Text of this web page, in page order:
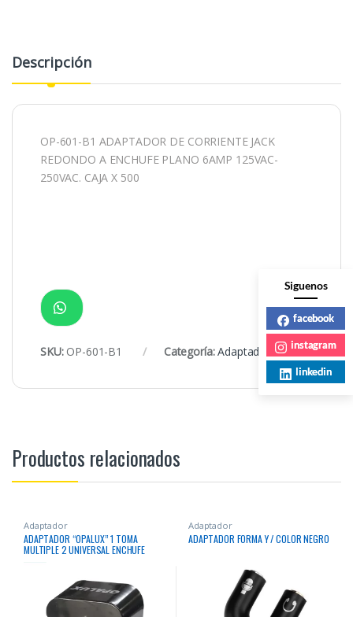
Descripción
OP-601-B1 ADAPTADOR DE CORRIENTE JACK
REDONDO A ENCHUFE PLANO 6AMP 125VAC-
250VAC. CAJA X 500
SKU: OP-601-B1 Categoría:Adaptador
Productos relacionados
Adaptador
ADAPTADOR “OPALUX” 1 TOMA
MULTIPLE 2 UNIVERSAL ENCHUFE
NEGRO. EN BLISTER /MASTER X 400
Adaptador
ADAPTADOR FORMA Y / COLOR NEGRO
Siguenos
facebook
instagram
linkedin